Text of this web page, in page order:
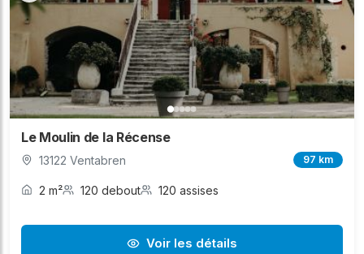
Le Moulin de la Récense
13122 Ventabren 97 km
2 m² 120 debout 120 assises
Voir les détails